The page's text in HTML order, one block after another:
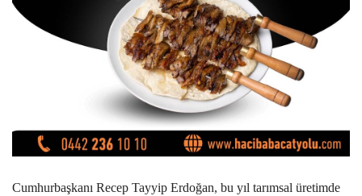
Cumhurbaşkanı Recep Tayyip Erdoğan, bu yıl tarımsal üretimde